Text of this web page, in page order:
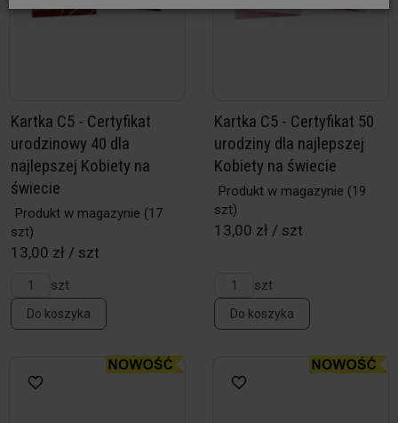
Kartka C5 - Certyfikat
urodzinowy 40 dla
najlepszej Kobiety na
świecie
Produkt w magazynie (17
szt)
13,00 zł / szt
szt
Do koszyka
Kartka C5 - Certyfikat 50
urodziny dla najlepszej
Kobiety na świecie
Produkt w magazynie (19
szt)
13,00 zł / szt
szt
Do koszyka